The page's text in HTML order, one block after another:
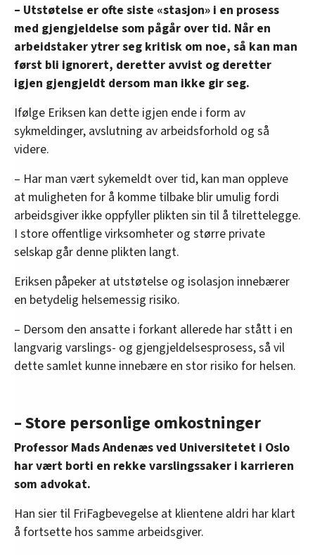
– Utstøtelse er ofte siste «stasjon» i en prosess
med gjengjeldelse som pågår over tid. Når en
arbeidstaker ytrer seg kritisk om noe, så kan man
først bli ignorert, deretter avvist og deretter
igjen gjengjeldt dersom man ikke gir seg.
Ifølge Eriksen kan dette igjen ende i form av
sykmeldinger, avslutning av arbeidsforhold og så
videre.
– Har man vært sykemeldt over tid, kan man oppleve
at muligheten for å komme tilbake blir umulig fordi
arbeidsgiver ikke oppfyller plikten sin til å tilrettelegge.
I store offentlige virksomheter og større private
selskap går denne plikten langt.
Eriksen påpeker at utstøtelse og isolasjon innebærer
en betydelig helsemessig risiko.
– Dersom den ansatte i forkant allerede har stått i en
langvarig varslings- og gjengjeldelsesprosess, så vil
dette samlet kunne innebære en stor risiko for helsen.
– Store personlige omkostninger
Professor Mads Andenæs ved Universitetet i Oslo
har vært borti en rekke varslingssaker i karrieren
som advokat.
Han sier til FriFagbevegelse at klientene aldri har klart
å fortsette hos samme arbeidsgiver.